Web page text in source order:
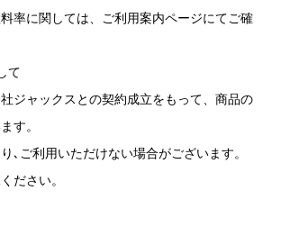
率に関しては、ご利用案内ページにてご確
て
ジャックスとの契約成立をもって、商品の
す。
､ご利用いただけない場合がございます。
ださい。